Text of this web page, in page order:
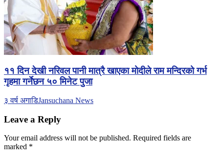
११ दिन देखी नरिवल पानी मात्रै खाएका मोदीले राम मन्दिरको गर्भ
गृहमा गर्नेछन ५० मिनेट पुजा
३ वर्ष अगाडिJansuchana News
Leave a Reply
Your email address will not be published. Required fields are
marked *